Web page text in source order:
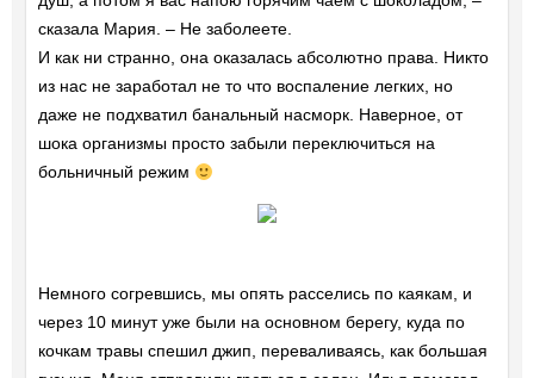
сказала Мария. – Не заболеете.
И как ни странно, она оказалась абсолютно права. Никто
из нас не заработал не то что воспаление легких, но
даже не подхватил банальный насморк. Наверное, от
шока организмы просто забыли переключиться на
больничный режим
Немного согревшись, мы опять расселись по каякам, и
через 10 минут уже были на основном берегу, куда по
кочкам травы спешил джип, переваливаясь, как большая